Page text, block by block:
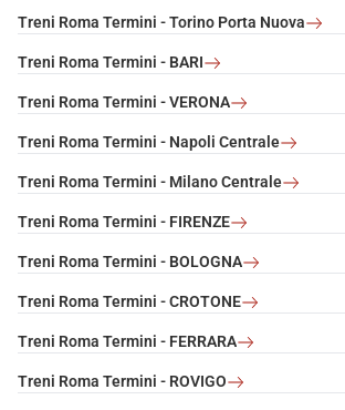
Treni Roma Termini - Torino Porta Nuova
Treni Roma Termini - BARI
Treni Roma Termini - VERONA
Treni Roma Termini - Napoli Centrale
Treni Roma Termini - Milano Centrale
Treni Roma Termini - FIRENZE
Treni Roma Termini - BOLOGNA
Treni Roma Termini - CROTONE
Treni Roma Termini - FERRARA
Treni Roma Termini - ROVIGO